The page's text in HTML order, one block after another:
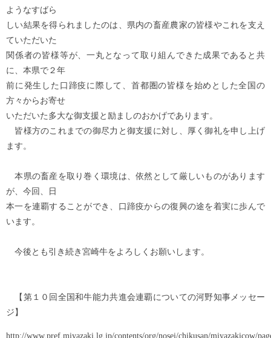
ようなすばら
しい結果を得られましたのは、県内の畜産農家の皆様やこれを支え
ていただいた
関係者の皆様等が、一丸となって取り組んできた成果であると共
に、本県で２年
前に発生した口蹄疫に際して、首都圏の皆様を始めとした全国の
方々からお寄せ
いただいた多大な御支援と励ましのおかげであります。
皆様方のこれまでの御尽力と御支援に対し、厚く御礼を申し上げ
ます。
本県の畜産を取り巻く環境は、依然として厳しいものがあります
が、今回、日
本一を連覇することができ、口蹄疫からの復興の途を着実に歩んで
います。
今後とも引き続き宮崎牛をよろしくお願いします。
【第１０回全国和牛能力共進会連覇についての河野知事メッセー
ジ】
http://www.pref.miyazaki.lg.jp/contents/org/nosei/chikusan/miyazakicow/